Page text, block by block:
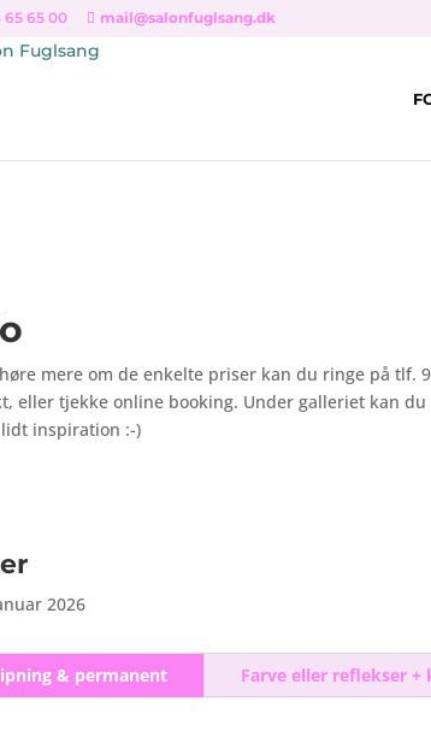
65 65 00 mail@salonfuglsang.dk
mere om de enkelte priser kan du ringe på tlf.
eller tjekke online booking. Under galleriet kan
inspiration :-)
2026
& permanent Farve eller reflekser +